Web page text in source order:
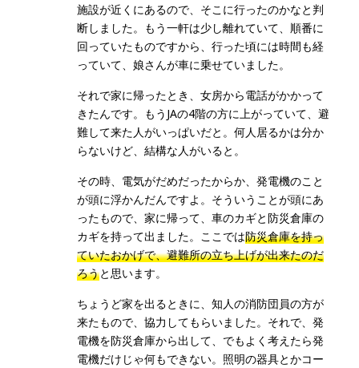
施設が近くにあるので、そこに行ったのかなと判
断しました。もう一軒は少し離れていて、順番に
回っていたものですから、行った頃には時間も経
っていて、娘さんが車に乗せていました。
それで家に帰ったとき、女房から電話がかかって
きたんです。もうJAの4階の方に上がっていて、避
難して来た人がいっぱいだと。何人居るかは分か
らないけど、結構な人がいると。
その時、電気がだめだったからか、発電機のこと
が頭に浮かんだんですよ。そういうことが頭にあ
ったもので、家に帰って、車のカギと防災倉庫の
カギを持って出ました。ここでは防災倉庫を持っ
ていたおかげで、避難所の立ち上げが出来たのだ
ろうと思います。
ちょうど家を出るときに、知人の消防団員の方が
来たもので、協力してもらいました。それで、発
電機を防災倉庫から出して、でもよく考えたら発
電機だけじゃ何もできない。照明の器具とかコー